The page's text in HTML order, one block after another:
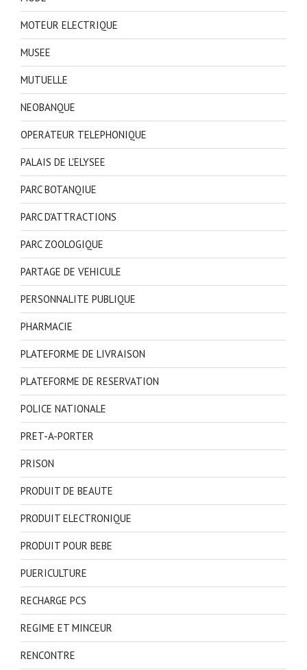
MOTEUR ELECTRIQUE
MUSEE
MUTUELLE
NEOBANQUE
OPERATEUR TELEPHONIQUE
PALAIS DE L'ELYSEE
PARC BOTANQIUE
PARC D'ATTRACTIONS
PARC ZOOLOGIQUE
PARTAGE DE VEHICULE
PERSONNALITE PUBLIQUE
PHARMACIE
PLATEFORME DE LIVRAISON
PLATEFORME DE RESERVATION
POLICE NATIONALE
PRET-A-PORTER
PRISON
PRODUIT DE BEAUTE
PRODUIT ELECTRONIQUE
PRODUIT POUR BEBE
PUERICULTURE
RECHARGE PCS
REGIME ET MINCEUR
RENCONTRE